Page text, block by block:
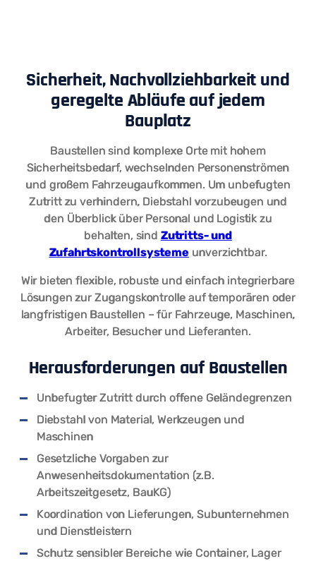
Sicherheit, Nachvollziehbarkeit und
geregelte Abläufe auf jedem
Bauplatz
Baustellen sind komplexe Orte mit hohem
Sicherheitsbedarf, wechselnden Personenströmen
und großem Fahrzeugaufkommen. Um unbefugten
Zutritt zu verhindern, Diebstahl vorzubeugen und
den Überblick über Personal und Logistik zu
behalten, sind Zutritts- und
Zufahrtskontrollsysteme unverzichtbar.
Wir bieten flexible, robuste und einfach integrierbare
Lösungen zur Zugangskontrolle auf temporären oder
langfristigen Baustellen – für Fahrzeuge, Maschinen,
Arbeiter, Besucher und Lieferanten.
Herausforderungen auf Baustellen
Unbefugter Zutritt durch offene Geländegrenzen
Diebstahl von Material, Werkzeugen und
Maschinen
Gesetzliche Vorgaben zur
Anwesenheitsdokumentation (z.B.
Arbeitszeitgesetz, BauKG)
Koordination von Lieferungen, Subunternehmen
und Dienstleistern
Schutz sensibler Bereiche wie Container, Lager